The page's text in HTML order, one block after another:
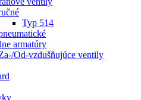
Typ 514
armatúry
Od-vzdušňujúce ventily